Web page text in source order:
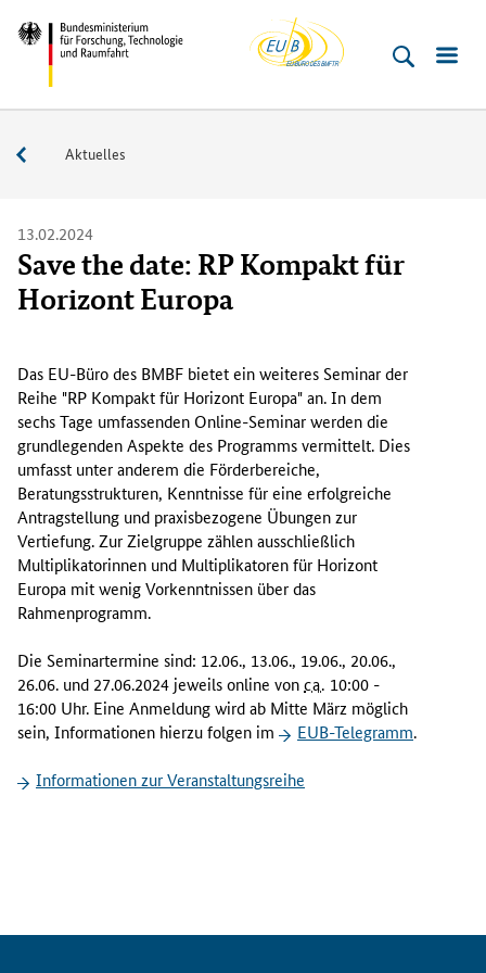
Direkt
zum
Inhalt
(Eingabetaste)
Direkt
zum
Hauptmenu
(Eingabetaste)
Direkt
zur
Suche
(Eingabetaste)
Direkt
zur
Fußleiste
(Enter)
Bundesministerium
Technologie
Buero
Service
Aktuelles
13.02.2024
Save the date: RP Kompakt für
Horizont Europa
a
s
E
U
-
B
ü
r
o
d
e
B
M
B
F
e
n
Das EU-Büro des BMBF bietet ein weiteres Seminar der
Reihe "RP Kompakt für Horizont Europa" an. In dem
sechs Tage umfassenden Online-Seminar werden die
grundlegenden Aspekte des Programms vermittelt. Dies
umfasst unter anderem die Förderbereiche,
Beratungsstrukturen, Kenntnisse für eine erfolgreiche
Antragstellung und praxisbezogene Übungen zur
Vertiefung. Zur Zielgruppe zählen ausschließlich
Multiplikatorinnen und Multiplikatoren für Horizont
Europa mit wenig Vorkenntnissen über das
Rahmenprogramm.
Die Seminartermine sind: 12.06., 13.06., 19.06., 20.06.,
26.06. und 27.06.2024 jeweilsonline vonca. 10:00 -
16:00 Uhr. Eine Anmeldung wird ab Mitte März möglich
sein, Informationen hierzu folgen im
EUB-Telegramm.
Informationen zur Veranstaltungsreihe